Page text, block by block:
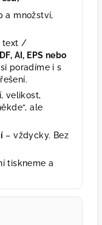
a množství,
text /
AI, EPS nebo
poradíme i s
velikost,
ale
– vždycky. Bez
tiskneme a